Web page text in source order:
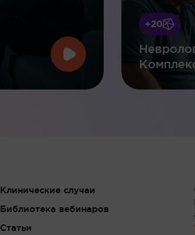
+20
Клинические случаи
Библиотека вебинаров
Статьи